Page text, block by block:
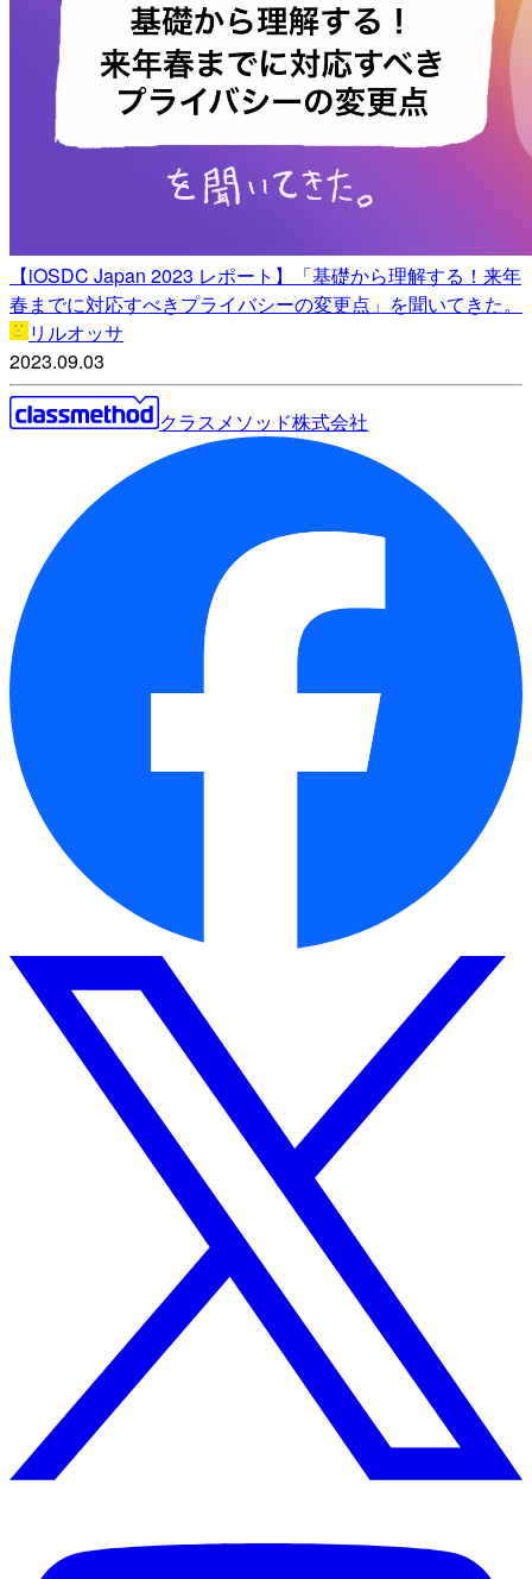
【iOSDC Japan 2023 レポート】「基礎から理解する！来年
春までに対応すべきプライバシーの変更点」を聞いてきた。
リルオッサ
2023.09.03
クラスメソッド株式会社